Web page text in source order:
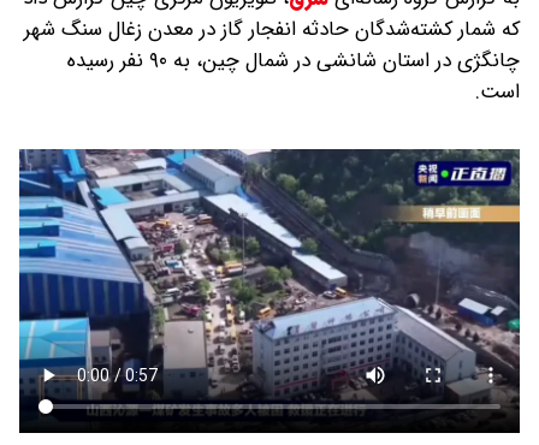
که شمار کشته‌شدگان حادثه انفجار گاز در معدن زغال سنگ شهر
چانگژی در استان شانشی در شمال چین، به ۹۰ نفر رسیده
است.